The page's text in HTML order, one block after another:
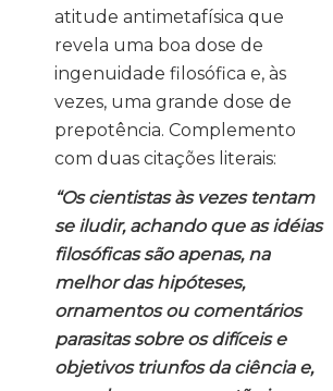
atitude antimetafísica que
revela uma boa dose de
ingenuidade filosófica e, às
vezes, uma grande dose de
prepotência. Complemento
com duas citações literais:
“Os cientistas às vezes tentam
se iludir, achando que as idéias
filosóficas são apenas, na
melhor das hipóteses,
ornamentos ou comentários
parasitas sobre os difíceis e
objetivos triunfos da ciência e,